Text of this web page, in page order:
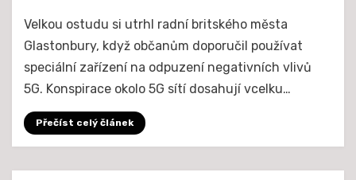
lákají
na
anti-
zařízení,
obyčejné
Velkou ostudu si utrhl radní britského města
Glastonbury, když občanům doporučil používat
speciální zařízení na odpuzení negativních vlivů
5G. Konspirace okolo 5G sítí dosahují vcelku…
Přečíst celý článek